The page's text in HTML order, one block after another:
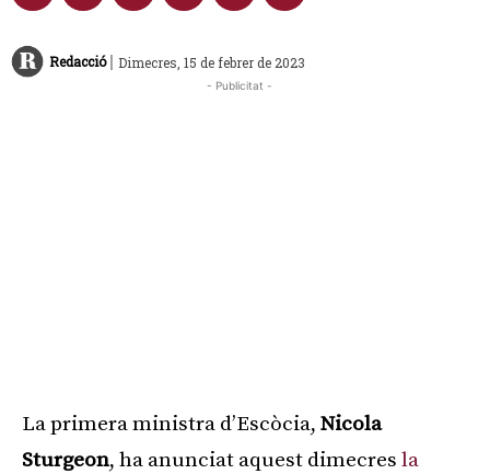
Redacció | Dimecres, 15 de febrer de 2023
- Publicitat -
La primera ministra d’Escòcia, Nicola
Sturgeon, ha anunciat aquest dimecres la